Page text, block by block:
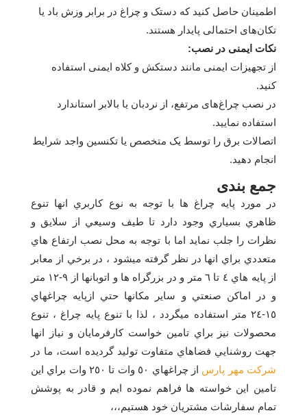
اطمینان حاصل کنید که دستک و چراغ در برابر وزش باد یا
تکان‌های احتمالی پایدار هستند.
نکات ایمنی در نصب:
از تجهیزات ایمنی مانند دستکش و کلاه ایمنی استفاده
کنید.
در نصب چراغ‌های مرتفع، از نردبان یا بالابر استاندارد
استفاده نمایید.
اتصالات برق را توسط یک متخصص یا تکنسین واجد شرایط
انجام دهید.
جمع بندی
در مورد پايه چراغ ها با توجه به نوع كاربري انها تنوع
ظاهري بسياري وجود دارد تا طيف وسيعي از سلايق و
نظرات را جلب نمايد اما با توجه به محل نصب ارتفاع هاي
متعددي براي انها در نظر گرفته ميشود ، در برخي از معابر
از پايه هاي ٤ تا ٦ متر و در بزرگراه ها و اتوبانها از ٩-١٢ متر
و در اماكن صنعتي و ساير مكانها حتي ازپايه چراغهاي
١٥-٢٤ متر استفاده ميگردد ، لذا با تنوع پايه چراغ ، تنوع
محصولات نيز براي تامين خواست كارفرمايان و نياز انها
جهت روشنايي فضاهاي متفاوت توليد گرديده است، ما در
شركت مهر پارس
از چراغهاي ٥٠ وات تا ٢٥٠ وات براي اين
تامين اين خواسته ها فراهم نموده ايم و قادر به پوشش
تمام سفارشات مشتريان خود هستيم،،،